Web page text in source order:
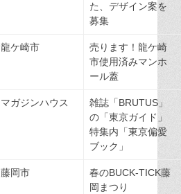
た、デザイン案を
募集
龍ケ崎市
売ります！龍ケ崎
市使用済みマンホ
ール蓋
マガジンハウス
雑誌「BRUTUS」
の「東京ガイド」
特集内「東京偏愛
ブック」
藤岡市
春のBUCK-TICK藤
岡まつり